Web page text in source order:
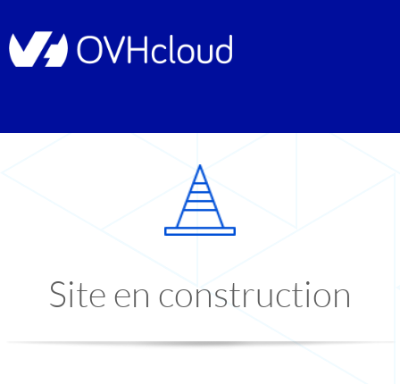
Site en construction